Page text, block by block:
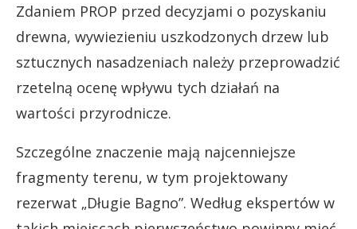
Zdaniem PROP przed decyzjami o pozyskaniu
drewna, wywiezieniu uszkodzonych drzew lub
sztucznych nasadzeniach należy przeprowadzić
rzetelną ocenę wpływu tych działań na
wartości przyrodnicze.
Szczególne znaczenie mają najcenniejsze
fragmenty terenu, w tym projektowany
rezerwat „Długie Bagno”. Według ekspertów w